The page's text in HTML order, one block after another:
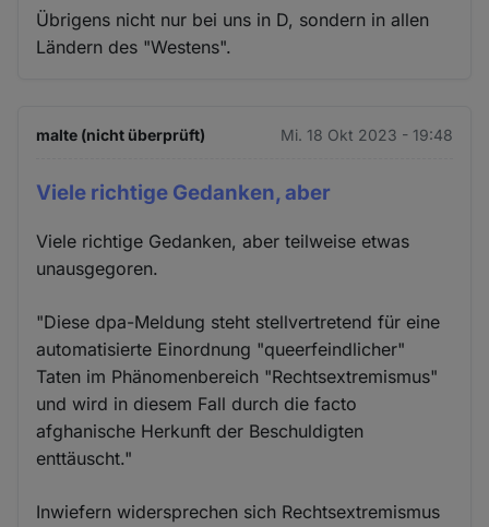
Übrigens nicht nur bei uns in D, sondern in allen
Ländern des "Westens".
malte (nicht überprüft) Mi. 18 Okt 2023 - 19:48
Viele richtige Gedanken, aber
Viele richtige Gedanken, aber teilweise etwas
unausgegoren.
"Diese dpa-Meldung steht stellvertretend für eine
automatisierte Einordnung "queerfeindlicher"
Taten im Phänomenbereich "Rechtsextremismus"
und wird in diesem Fall durch die facto
afghanische Herkunft der Beschuldigten
enttäuscht."
Inwiefern widersprechen sich Rechtsextremismus